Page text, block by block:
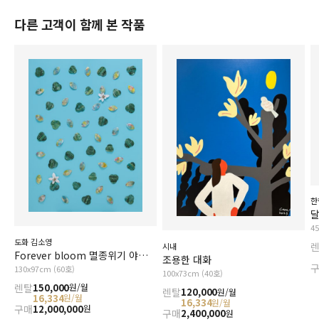
다른 고객이 함께 본 작품
도화 김소영
Forever bloom 멸종위기 야생식물1급_황근
130x97cm (60호)
렌탈150,000원/월
16,334원/월
구매12,000,000원
시내
조용한 대화
100x73cm (40호)
렌탈120,000원/월
16,334원/월
구매2,400,000원